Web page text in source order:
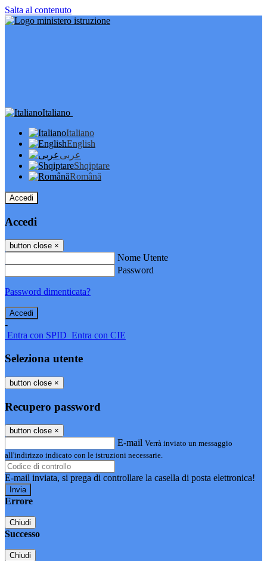
Salta al contenuto
Italiano
Italiano
English
عربى
Shqiptare
Română
Accedi
Accedi
button close ×
Nome Utente
Password
Password dimenticata?
-
Entra con SPID Entra con CIE
Seleziona utente
button close ×
Recupero password
button close ×
E-mail Verrà inviato un messaggio
all'indirizzo indicato con le istruzioni necessarie.
E-mail inviata, si prega di controllare la casella di posta elettronica!
Errore
Chiudi
Successo
Chiudi